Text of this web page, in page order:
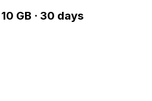
GB · 30 days